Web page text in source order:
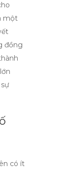
một
đồng
có ít